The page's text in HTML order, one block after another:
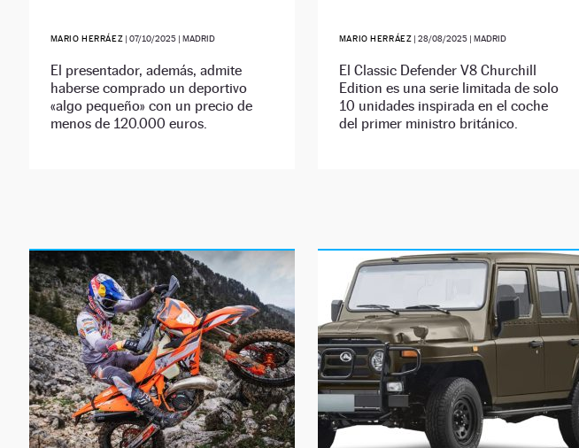
MARIO HERRÁEZ |07/10/2025 | MADRID
El presentador, además, admite
haberse comprado un deportivo
«algo pequeño» con un precio de
menos de 120.000 euros.
MARIO HERRÁEZ |28/08/2025 | MADRID
El Classic Defender V8 Churchill
Edition es una serie limitada de solo
10 unidades inspirada en el coche
del primer ministro británico.